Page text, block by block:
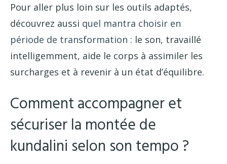
Pour aller plus loin sur les outils adaptés,
découvrez aussi quel mantra choisir en
période de transformation : le son, travaillé
intelligemment, aide le corps à assimiler les
surcharges et à revenir à un état d’équilibre.
Comment accompagner et
sécuriser la montée de
kundalini selon son tempo ?